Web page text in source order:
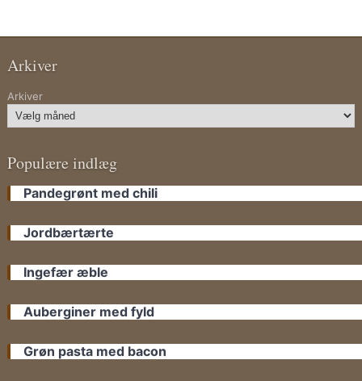
Arkiver
Arkiver
Populære indlæg
Pandegrønt med chili
Jordbærtærte
Ingefær æble
Auberginer med fyld
Grøn pasta med bacon